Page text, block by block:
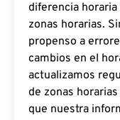
diferencia
zonas horarias.
propenso a
cambios en el
actualizamos
de zonas
que nuestra